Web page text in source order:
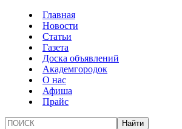
Главная
Новости
Статьи
Газета
Доска объявлений
Академгородок
О нас
Афиша
Прайс